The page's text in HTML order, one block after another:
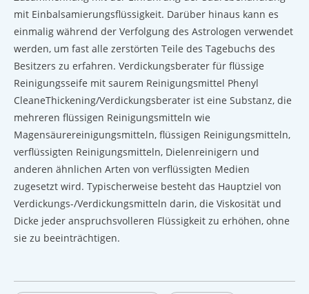
mit Einbalsamierungsflüssigkeit. Darüber hinaus kann es
einmalig während der Verfolgung des Astrologen verwendet
werden, um fast alle zerstörten Teile des Tagebuchs des
Besitzers zu erfahren. Verdickungsberater für flüssige
Reinigungsseife mit saurem Reinigungsmittel Phenyl
CleaneThickening/Verdickungsberater ist eine Substanz, die
mehreren flüssigen Reinigungsmitteln wie
Magensäurereinigungsmitteln, flüssigen Reinigungsmitteln,
verflüssigten Reinigungsmitteln, Dielenreinigern und
anderen ähnlichen Arten von verflüssigten Medien
zugesetzt wird. Typischerweise besteht das Hauptziel von
Verdickungs-/Verdickungsmitteln darin, die Viskosität und
Dicke jeder anspruchsvolleren Flüssigkeit zu erhöhen, ohne
sie zu beeinträchtigen.